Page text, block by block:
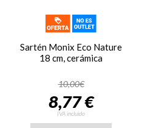
Sartén Monix Eco Nature
18 cm, cerámica
10,00€
8,77 €
IVA incluido